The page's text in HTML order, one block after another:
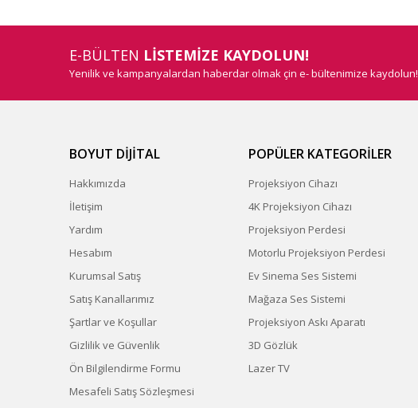
E-BÜLTEN LİSTEMİZE KAYDOLUN!
Yenilik ve kampanyalardan haberdar olmak çin e- bültenimize kaydolun!
BOYUT DİJİTAL
Hakkımızda
İletişim
Yardım
Hesabım
Kurumsal Satış
Satış Kanallarımız
Şartlar ve Koşullar
Gizlilik ve Güvenlik
Ön Bilgilendirme Formu
Mesafeli Satış Sözleşmesi
POPÜLER KATEGORİLER
Projeksiyon Cihazı
4K Projeksiyon Cihazı
Projeksiyon Perdesi
Motorlu Projeksiyon Perdesi
Ev Sinema Ses Sistemi
Mağaza Ses Sistemi
Projeksiyon Askı Aparatı
3D Gözlük
Lazer TV